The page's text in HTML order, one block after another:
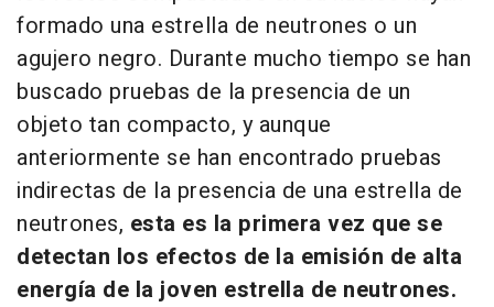
formado una estrella de neutrones o un
agujero negro. Durante mucho tiempo se han
buscado pruebas de la presencia de un
objeto tan compacto, y aunque
anteriormente se han encontrado pruebas
indirectas de la presencia de una estrella de
neutrones, esta es la primera vez que se
detectan los efectos de la emisión de alta
energía de la joven estrella de neutrones.